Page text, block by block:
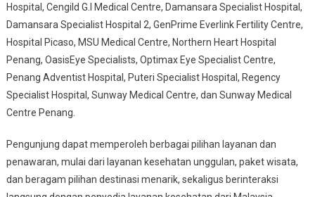
Hospital, Cengild G.I Medical Centre, Damansara Specialist Hospital,
Damansara Specialist Hospital 2, GenPrime Everlink Fertility Centre,
Hospital Picaso, MSU Medical Centre, Northern Heart Hospital
Penang, OasisEye Specialists, Optimax Eye Specialist Centre,
Penang Adventist Hospital, Puteri Specialist Hospital, Regency
Specialist Hospital, Sunway Medical Centre, dan Sunway Medical
Centre Penang.
Pengunjung dapat memperoleh berbagai pilihan layanan dan
penawaran, mulai dari layanan kesehatan unggulan, paket wisata,
dan beragam pilihan destinasi menarik, sekaligus berinteraksi